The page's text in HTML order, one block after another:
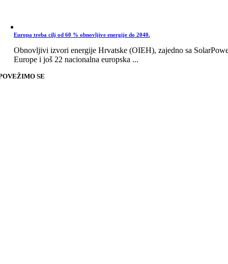
Europa treba cilj od 60 % obnovljive energije do 2040.
Obnovljivi izvori energije Hrvatske (OIEH), zajedno sa
Europe i još 22 nacionalna europska ...
SE